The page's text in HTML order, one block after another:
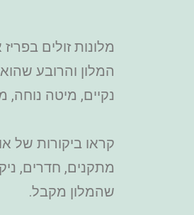
מלונות זולים
המלון והרובע
נקיים, מיטה
קראו ביקורות של
מתקנים, חדרים,
שהמלון מקבל.